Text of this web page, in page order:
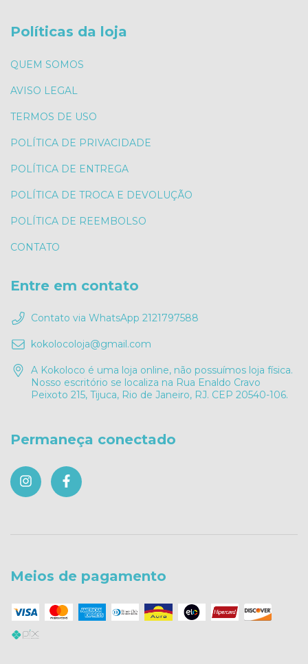
Políticas da loja
QUEM SOMOS
AVISO LEGAL
TERMOS DE USO
POLÍTICA DE PRIVACIDADE
POLÍTICA DE ENTREGA
POLÍTICA DE TROCA E DEVOLUÇÃO
POLÍTICA DE REEMBOLSO
CONTATO
Entre em contato
Contato via WhatsApp 2121797588
kokolocoloja@gmail.com
A Kokoloco é uma loja online, não possuímos loja física.
Nosso escritório se localiza na Rua Enaldo Cravo
Peixoto 215, Tijuca, Rio de Janeiro, RJ. CEP 20540-106.
Permaneça conectado
Meios de pagamento